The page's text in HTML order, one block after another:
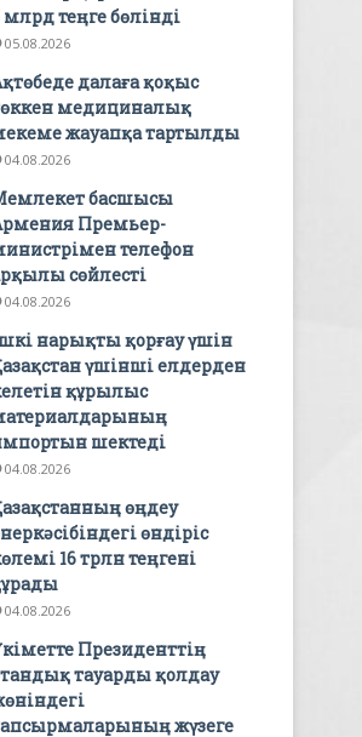
млрд теңге бөлінді
05.08.2026
далаға қоқыс
медициналық
жауапқа тартылды
04.08.2026
басшысы
Премьер-
телефон
сөйлесті
04.08.2026
нарықты қорғау үшін
үшінші елдерден
құрылыс
шектеді
04.08.2026
өңдеу
өндіріс
16 трлн теңгені
04.08.2026
Президенттің
тауарды қолдау
жүзеге